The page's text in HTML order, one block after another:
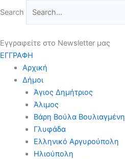
στο
Search
Εγγραφείτε στο Newsletter μας
ΕΓΓΡΑΦΗ
Αρχική
Δήμοι
Άγιος Δημήτριος
Άλιμος
Βάρη Βούλα Βουλιαγμένη
Γλυφάδα
Ελληνικό Αργυρούπολη
Ηλιούπολη